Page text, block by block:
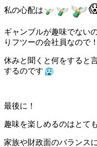
私の心配は
ギャンブルが趣味でない
りフツーの会社員なので！
休みと聞くと何をすると
するのです
最後に！
趣味を楽しめるのはとて
家族や財政面のバランス